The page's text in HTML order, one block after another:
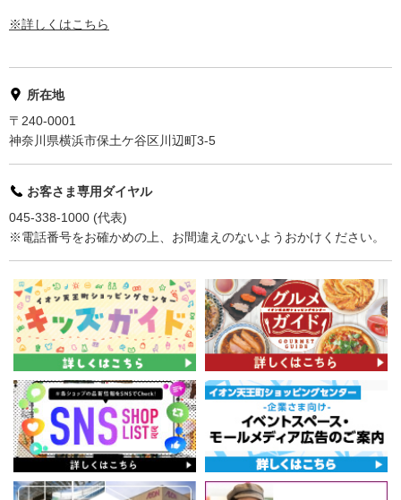
※詳しくはこちら
所在地
〒240-0001
神奈川県横浜市保土ケ谷区川辺町3-5
お客さま専用ダイヤル
045-338-1000 (代表)
※電話番号をお確かめの上、お間違えのないようおかけください。